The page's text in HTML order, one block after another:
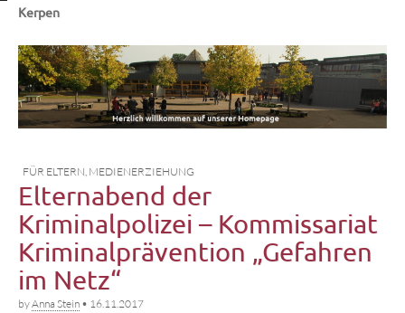
Kerpen
FÜR ELTERN MEDIENERZIEHUNG
Elternabend der
Kriminalpolizei – Kommissariat
Kriminalprävention „Gefahren
im Netz“
byAnna Stein • 16.11.2017